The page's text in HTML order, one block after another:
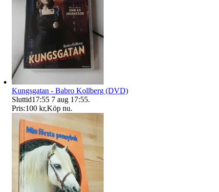
Kungsgatan - Babro Kollberg (DVD)
Sluttid17:55 7 aug 17:55.
Pris:100 kr,Köp nu.